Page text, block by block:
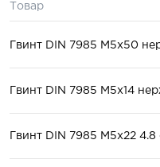
Товар
Гвинт DIN 7985 М5x50
Гвинт DIN 7985 М5x14
Гвинт DIN 7985 М5x22